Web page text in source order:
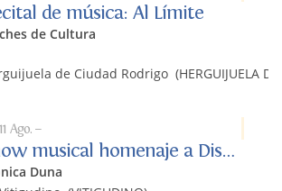
de música: Al Límite
de Cultura
de Ciudad Rodrigo (HERGUIJUELA
11 Ago.
Show musical homenaje a Disney
Duna